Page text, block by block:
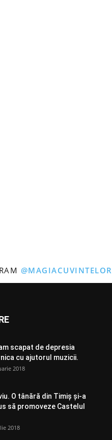
@MAGIACUVINTELOR
scapat de depresia
cu ajutorul muzicii.
2018
O tânără din Timiș și-a
să promoveze Castelul
2018